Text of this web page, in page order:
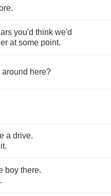
.
you'd think we'd
at some point.
around here?
a drive.
it.
boy there.
.